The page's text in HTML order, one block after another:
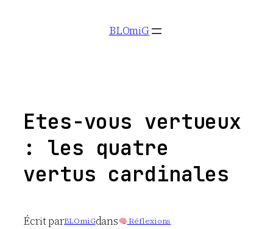
BLOmiG
Etes-vous vertueux
: les quatre
vertus cardinales
Écrit parBLOmiGdans Réflexions